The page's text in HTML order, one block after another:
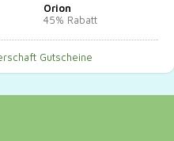
Orion
45% Rabatt
Gutscheine